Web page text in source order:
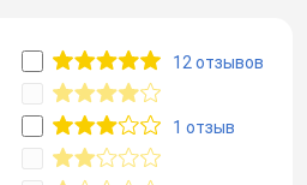
12 отзывов
1 отзыв